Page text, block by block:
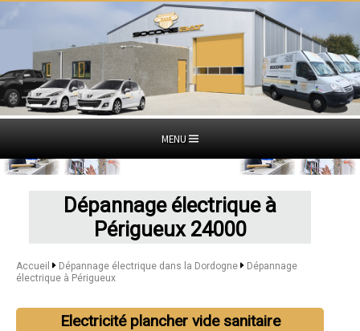
MENU
Dépannage électrique à
Périgueux 24000
Accueil Dépannage électrique dans la Dordogne
Dépannage
électrique à Périgueux
Electricité plancher vide sanitaire